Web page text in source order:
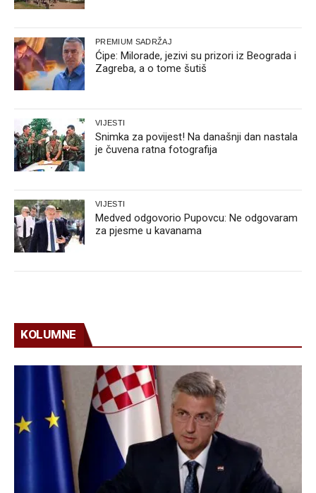
PREMIUM SADRŽAJ
Ćipe: Milorade, jezivi su prizori iz Beograda i
Zagreba, a o tome šutiš
VIJESTI
Snimka za povijest! Na današnji dan nastala
je čuvena ratna fotografija
VIJESTI
Medved odgovorio Pupovcu: Ne odgovaram
za pjesme u kavanama
KOLUMNE